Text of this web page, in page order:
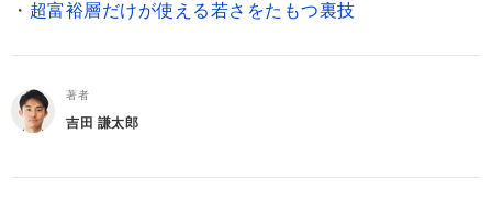
・ 超富裕層だけが使える若さをたもつ裏技
著者
吉田 謙太郎